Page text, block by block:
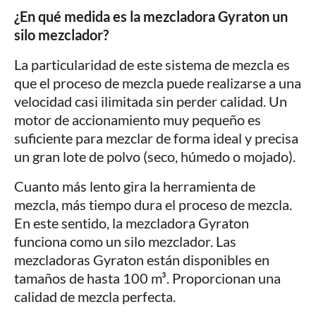
¿En qué medida es la mezcladora Gyraton un
silo mezclador?
La particularidad de este sistema de mezcla es
que el proceso de mezcla puede realizarse a una
velocidad casi ilimitada sin perder calidad. Un
motor de accionamiento muy pequeño es
suficiente para mezclar de forma ideal y precisa
un gran lote de polvo (seco, húmedo o mojado).
Cuanto más lento gira la herramienta de
mezcla, más tiempo dura el proceso de mezcla.
En este sentido, la mezcladora Gyraton
funciona como un silo mezclador. Las
mezcladoras Gyraton están disponibles en
tamaños de hasta 100 m³. Proporcionan una
calidad de mezcla perfecta.